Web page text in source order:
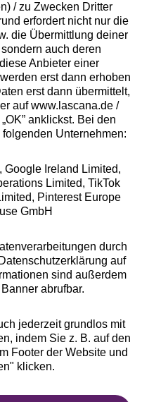
/ zu Zwecken Dritter
erfordert nicht nur die
die Übermittlung deiner
auch deren
Anbieter einer
erst dann erhoben
erst dann übermittelt,
auf www.lascana.de /
anklickst. Bei den
Unternehmen:
Google Ireland Limited,
Limited, TikTok
Pinterest Europe
GmbH
durch
auf
sind außerdem
abrufbar.
jederzeit grundlos mit
indem Sie z. B. auf den
Footer der Website und
klicken.